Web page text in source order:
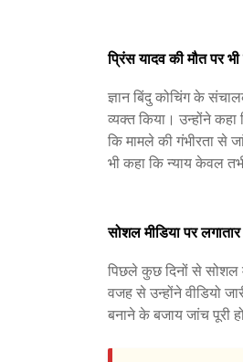
प्रिंस यादव की मौत पर
ज्ञान बिंदु कोचिंग के
व्यक्त किया। उन्होंने
कि मामले की गंभीरता से
भी कहा कि न्याय केवल
सोशल मीडिया पर लगातार
पिछले कुछ दिनों से सोशल
वजह से उन्होंने वीडियो
बनाने के बजाय जांच पूरी